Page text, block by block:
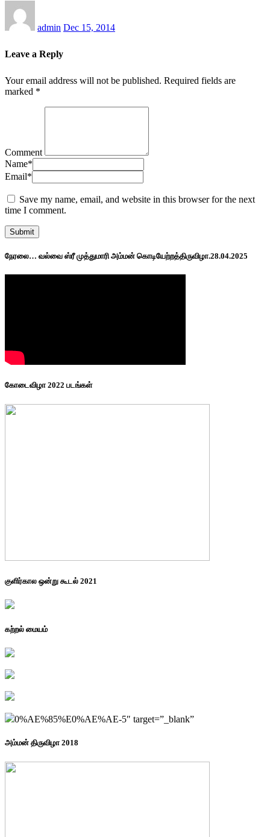
admin Dec 15, 2014
Leave a Reply
Your email address will not be published. Required fields are
marked *
Comment
Name*
Email*
Save my name, email, and website in this browser for the next
time I comment.
நேரலை… வல்வை ஸ்ரீ முத்துமாரி அம்மன் கொடியேற்றத்திருவிழா.28.04.2025
கோடைவிழா 2022 படங்கள்
குளிர்கால ஒன்று கூடல் 2021
கற்றல் மையம்
0%AE%85%E0%AE%AE-5″ target=”_blank”
அம்மன் திருவிழா 2018